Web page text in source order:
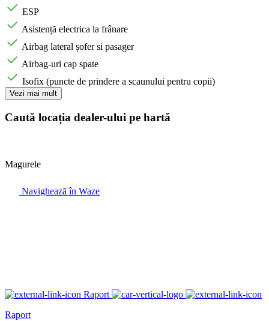
ESP
Asistență electrica la frânare
Airbag lateral șofer si pasager
Airbag-uri cap spate
Isofix (puncte de prindere a scaunului pentru copii)
Vezi mai mult
Caută locația dealer-ului pe hartă
Magurele
Navighează în Waze
Raport
Raport